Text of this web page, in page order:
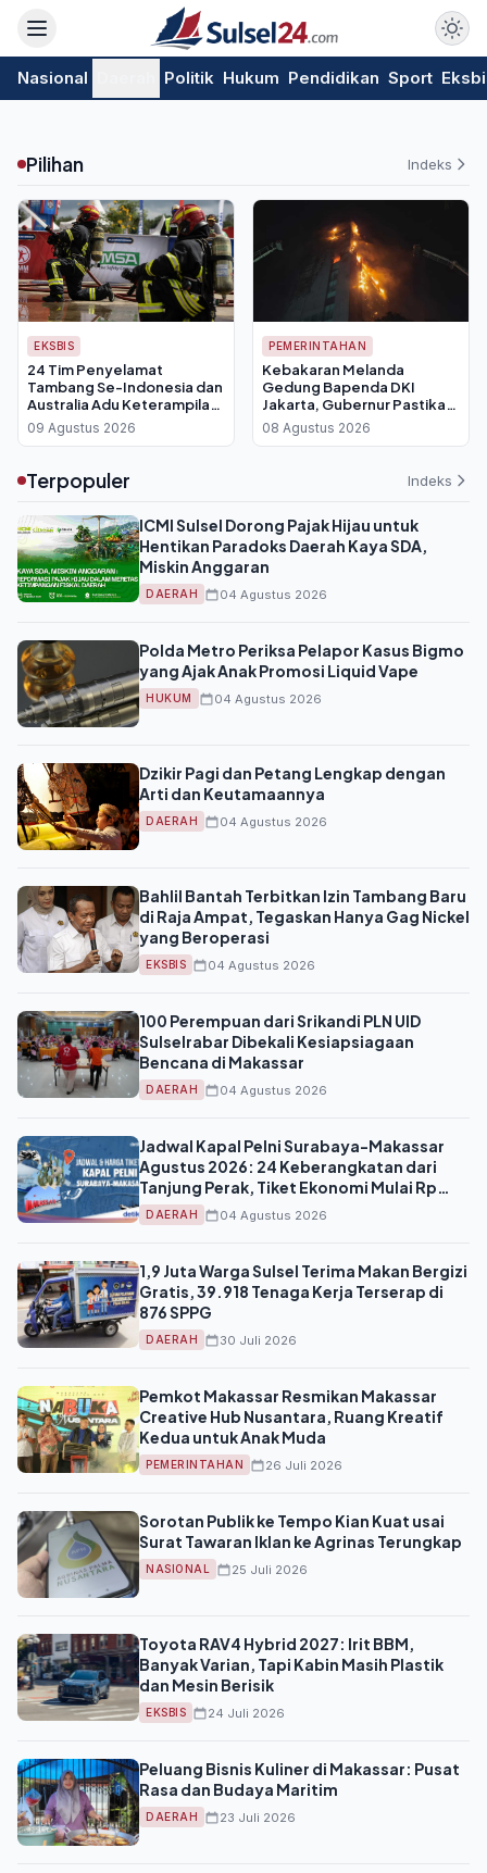
Nasional Politik Hukum Pendidikan Sport
Pilihan Indeks
EKSBIS
24 Tim Penyelamat
Tambang Se-Indonesia dan
Australia Adu Keterampilan
di IMERC 2026, MSA
Indonesia Siap Perkuat
09 Agustus 2026
PEMERINTAHAN
Kebakaran Melanda
Gedung Bapenda DKI
Jakarta, Gubernur Pastikan
Data Pajak Aman Berkat
Cadangan Digital
08 Agustus 2026
Terpopuler Indeks
ICMI Sulsel Dorong Pajak Hijau untuk
Hentikan Paradoks Daerah Kaya SDA,
Miskin Anggaran
DAERAH 04 Agustus 2026
Polda Metro Periksa Pelapor Kasus Bigmo
yang Ajak Anak Promosi Liquid Vape
HUKUM 04 Agustus 2026
Dzikir Pagi dan Petang Lengkap dengan
Arti dan Keutamaannya
DAERAH 04 Agustus 2026
Bahlil Bantah Terbitkan Izin Tambang Baru
di Raja Ampat, Tegaskan Hanya Gag Nickel
yang Beroperasi
EKSBIS 04 Agustus 2026
100 Perempuan dari Srikandi PLN UID
Sulselrabar Dibekali Kesiapsiagaan
Bencana di Makassar
DAERAH 04 Agustus 2026
Jadwal Kapal Pelni Surabaya-Makassar
Agustus 2026: 24 Keberangkatan dari
Tanjung Perak, Tiket Ekonomi Mulai Rp
357.500
DAERAH 04 Agustus 2026
1,9 Juta Warga Sulsel Terima Makan Bergizi
Gratis, 39.918 Tenaga Kerja Terserap di
876 SPPG
DAERAH 30 Juli 2026
Pemkot Makassar Resmikan Makassar
Creative Hub Nusantara, Ruang Kreatif
Kedua untuk Anak Muda
PEMERINTAHAN 26 Juli 2026
Sorotan Publik ke Tempo Kian Kuat usai
Surat Tawaran Iklan ke Agrinas Terungkap
NASIONAL 25 Juli 2026
Toyota RAV4 Hybrid 2027: Irit BBM,
Banyak Varian, Tapi Kabin Masih Plastik
dan Mesin Berisik
EKSBIS 24 Juli 2026
Peluang Bisnis Kuliner di Makassar: Pusat
Rasa dan Budaya Maritim
DAERAH 23 Juli 2026